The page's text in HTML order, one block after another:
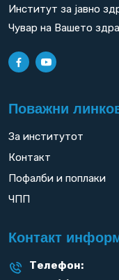
Институт за јавно
Чувар на Вашето
Поважни
За институтот
Контакт
Пофалби и поплаки
ЧПП
Контакт
Телефон: